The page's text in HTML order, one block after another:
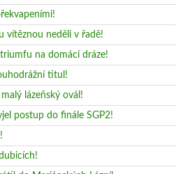
vítěznou neděli v řadě!
na domácí dráze!
titul!
lázeňský ovál!
postup do finále SGP2!